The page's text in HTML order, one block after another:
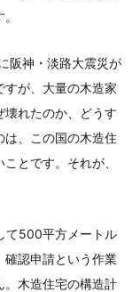
阪神・淡路大震災が
すが、大量の木造家
壊れたのか、どうす
、この国の木造住
とです。それが、
て500平方メートル
確認申請という作業
。木造住宅の構造計